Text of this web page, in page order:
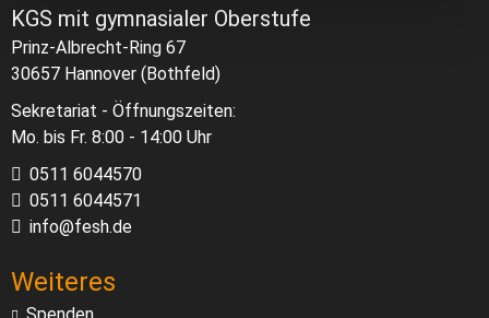
KGS mit gymnasialer Oberstufe
Prinz-Albrecht-Ring 67
30657 Hannover (Bothfeld)
Sekretariat - Öffnungszeiten:
Mo. bis Fr. 8:00 - 14:00 Uhr
0511 6044570
0511 6044571
info@fesh.de
Weiteres